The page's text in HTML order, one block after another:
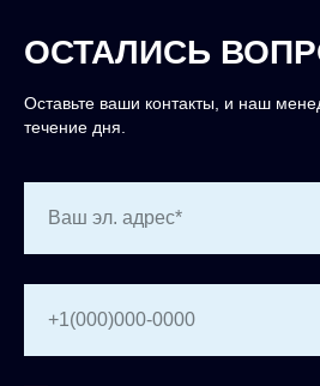
ОСТАЛИСЬ
Оставьте ваши контакты, и наш
течение дня.
Ваш эл. адрес*
+1(000)000-0000